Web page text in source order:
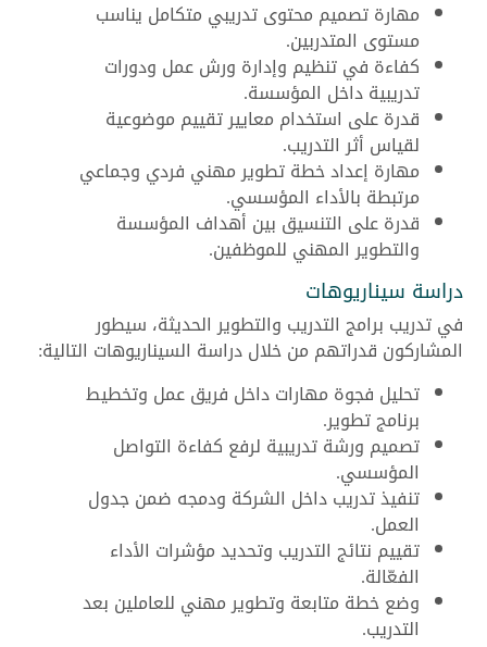
مهارة تصميم محتوى تدريبي متكامل يناسب
مستوى المتدربين.
كفاءة في تنظيم وإدارة ورش عمل ودورات
تدريبية داخل المؤسسة.
قدرة على استخدام معايير تقييم موضوعية
لقياس أثر التدريب.
مهارة إعداد خطة تطوير مهني فردي وجماعي
مرتبطة بالأداء المؤسسي.
قدرة على التنسيق بين أهداف المؤسسة
والتطوير المهني للموظفين.
دراسة سيناريوهات
في تدريب برامج التدريب والتطوير الحديثة، سيطور
المشاركون قدراتهم من خلال دراسة السيناريوهات التالية:
تحليل فجوة مهارات داخل فريق عمل وتخطيط
برنامج تطوير.
تصميم ورشة تدريبية لرفع كفاءة التواصل
المؤسسي.
تنفيذ تدريب داخل الشركة ودمجه ضمن جدول
العمل.
تقييم نتائج التدريب وتحديد مؤشرات الأداء
الفعّالة.
وضع خطة متابعة وتطوير مهني للعاملين بعد
التدريب.